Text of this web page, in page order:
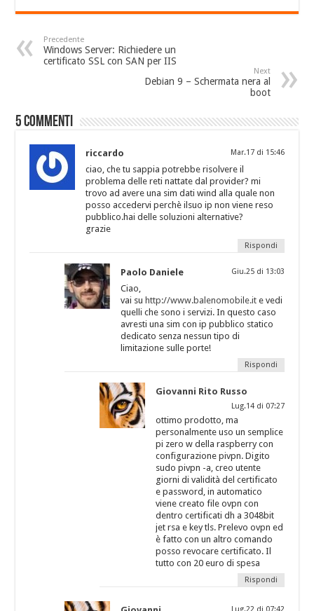
Precedente
Windows Server: Richiedere un
certificato SSL con SAN per IIS
Next
Debian 9 – Schermata nera al
boot
5 Commenti
riccardo Mar.17 di 15:46
ciao, che tu sappia potrebbe risolvere il
problema delle reti nattate dal provider? mi
trovo ad avere una sim dati wind alla quale non
posso accedervi perchè ilsuo ip non viene reso
pubblico.hai delle soluzioni alternative?
grazie
Rispondi
Paolo Daniele Giu.25 di 13:03
Ciao,
vai suhttp://www.balenomobile.it e vedi
quelli che sono i servizi. In questo caso
avresti una sim con ip pubblico statico
dedicato senza nessun tipo di
limitazione sulle porte!
Rispondi
Giovanni Rito Russo
Lug.14 di 07:27
ottimo prodotto, ma
personalmente uso un semplice
pi zero w della raspberry con
configurazione pivpn. Digito
sudo pivpn -a, creo utente
giorni di validità del certificato
e password, in automatico
viene creato file ovpn con
dentro certificati dh a 3048bit
jet rsa e key tls. Prelevo ovpn ed
è fatto con un altro comando
posso revocare certificato. Il
tutto con 20 euro di spesa
Rispondi
Lug.22 di 07:42